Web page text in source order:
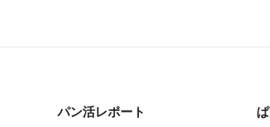
パン活レポート